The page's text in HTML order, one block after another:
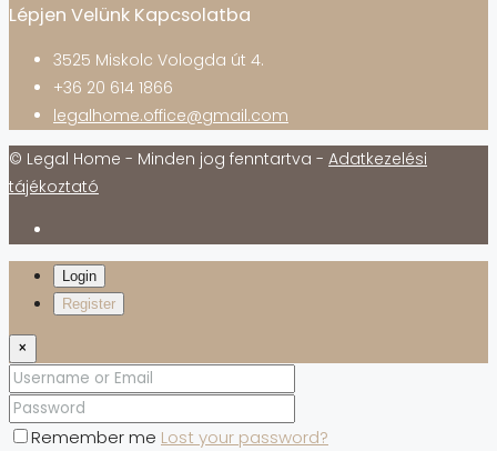
Lépjen Velünk Kapcsolatba
3525 Miskolc Vologda út 4.
+36 20 614 1866
legalhome.office@gmail.com
© Legal Home - Minden jog fenntartva - Adatkezelési
tájékoztató
Login
Register
×
Remember me Lost your password?